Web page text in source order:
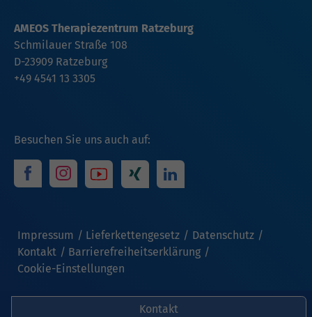
Kontakt
Besuchen Sie uns auch auf:
Impressum Lieferkettengesetz
Datenschutz
Kontakt
Barrierefreiheitserklärung
Cookie-Einstellungen
AMEOS Therapiezentrum Ratzeburg
Schmilauer Straße 108
D-23909 Ratzeburg
+49 4541 13 3305